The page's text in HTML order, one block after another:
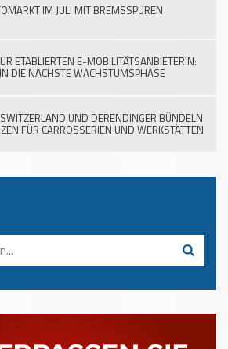
IM JULI MIT BREMSSPUREN
ETABLIERTEN E-MOBILITÄTSANBIETERIN:
DIE NÄCHSTE WACHSTUMSPHASE
UND DERENDINGER BÜNDELN
FÜR CARROSSERIEN UND WERKSTÄTTEN